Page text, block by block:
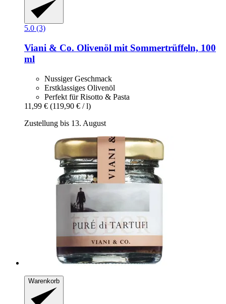
5.0 (3)
Viani & Co. Olivenöl mit Sommertrüffeln, 100
ml
Nussiger Geschmack
Erstklassiges Olivenöl
Perfekt für Risotto & Pasta
11,99 € (119,90 € / l)
Zustellung bis 13. August
Warenkorb